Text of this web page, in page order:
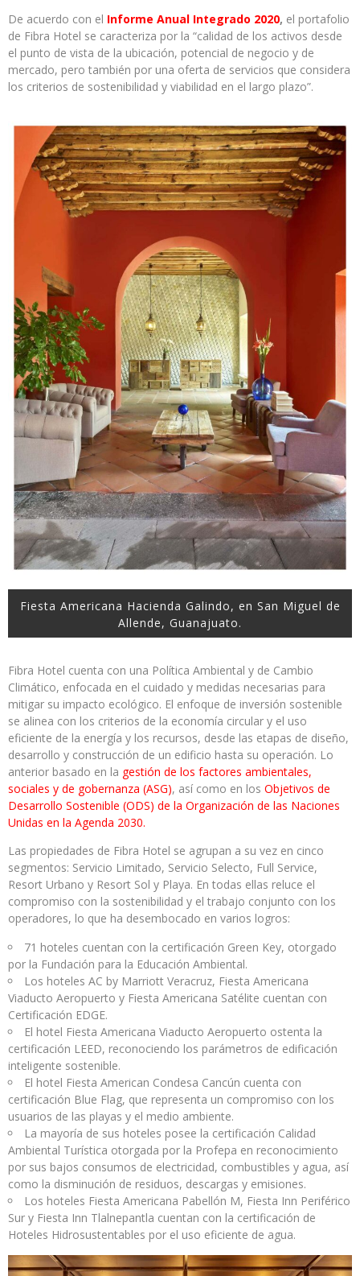
De acuerdo con el Informe Anual Integrado 2020, el portafolio
de Fibra Hotel se caracteriza por la “calidad de los activos desde
el punto de vista de la ubicación, potencial de negocio y de
mercado, pero también por una oferta de servicios que considera
los criterios de sostenibilidad y viabilidad en el largo plazo”.
Fiesta Americana Hacienda Galindo, en San Miguel de
Allende, Guanajuato.
Fibra Hotel cuenta con una Política Ambiental y de Cambio
Climático, enfocada en el cuidado y medidas necesarias para
mitigar su impacto ecológico. El enfoque de inversión sostenible
se alinea con los criterios de la economía circular y el uso
eficiente de la energía y los recursos, desde las etapas de diseño,
desarrollo y construcción de un edificio hasta su operación. Lo
anterior basado en la gestión de los factores ambientales,
sociales y de gobernanza (ASG), así como en los Objetivos de
Desarrollo Sostenible (ODS) de la Organización de las Naciones
Unidas en la Agenda 2030.
Las propiedades de Fibra Hotel se agrupan a su vez en cinco
segmentos: Servicio Limitado, Servicio Selecto, Full Service,
Resort Urbano y Resort Sol y Playa. En todas ellas reluce el
compromiso con la sostenibilidad y el trabajo conjunto con los
operadores, lo que ha desembocado en varios logros:
71 hoteles cuentan con la certificación Green Key, otorgado
por la Fundación para la Educación Ambiental.
Los hoteles AC by Marriott Veracruz, Fiesta Americana
Viaducto Aeropuerto y Fiesta Americana Satélite cuentan con
Certificación EDGE.
El hotel Fiesta Americana Viaducto Aeropuerto ostenta la
certificación LEED, reconociendo los parámetros de edificación
inteligente sostenible.
El hotel Fiesta American Condesa Cancún cuenta con
certificación Blue Flag, que representa un compromiso con los
usuarios de las playas y el medio ambiente.
La mayoría de sus hoteles posee la certificación Calidad
Ambiental Turística otorgada por la Profepa en reconocimiento
por sus bajos consumos de electricidad, combustibles y agua, así
como la disminución de residuos, descargas y emisiones.
Los hoteles Fiesta Americana Pabellón M, Fiesta Inn Periférico
Sur y Fiesta Inn Tlalnepantla cuentan con la certificación de
Hoteles Hidrosustentables por el uso eficiente de agua.